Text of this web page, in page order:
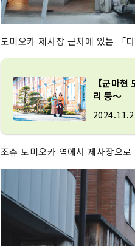
도미오카 제사장 근처에 있는 「
【군마
리 등～
조슈 토미오카 역에서 제사장으